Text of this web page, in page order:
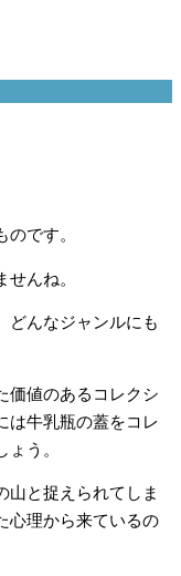
です。
んね。
どんなジャンルにも
価値のあるコレクシ
は牛乳瓶の蓋をコレ
う。
山と捉えられてしま
心理から来ているの